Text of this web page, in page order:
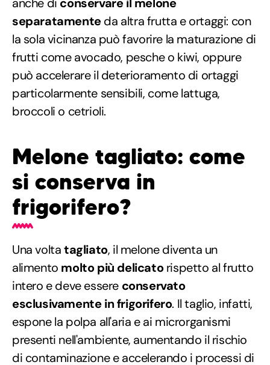
separatamenteda altra frutta e ortaggi: con
la sola vicinanza può favorire la maturazione di
frutti come avocado, pesche o kiwi, oppure
può accelerare il deterioramento di ortaggi
particolarmente sensibili, come lattuga,
broccoli o cetrioli.
Melone tagliato: come
si conserva in
frigorifero?
Una voltatagliato, il melone diventa un
alimento molto più delicatorispetto al frutto
intero e deve essere conservato
esclusivamente in frigorifero. Il taglio, infatti,
espone la polpa all'aria e ai microrganismi
presenti nell'ambiente, aumentando il rischio
di contaminazione e accelerando i processi di